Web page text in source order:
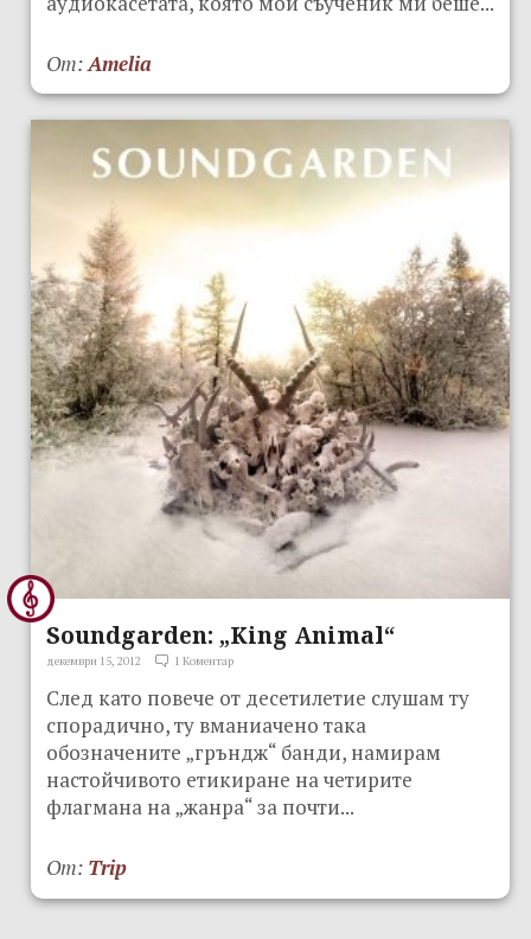
От:Amelia
Soundgarden: „King Animal“
декември 15, 2012 1 Коментар
След като повече от десетилетие слушам ту
спорадично, ту вманиачено така
обозначените „гръндж“ банди, намирам
настойчивото етикиране на четирите
флагмана на „жанра“ за почти...
От: Trip